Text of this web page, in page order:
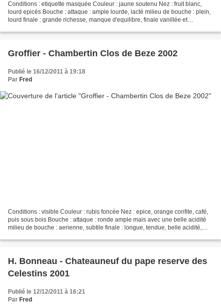
Conditions : etiquette masquée Couleur : jaune soutenu Nez : fruit blanc,
lourd epicés Bouche : attaque : ample lourde, lacté milieu de bouche : plein,
lourd finale : grande richesse, manque d'equilibre, finale vanillée et
Groffier - Chambertin Clos de Beze 2002
Publié le 16/12/2011 à 19:18
Par Fred
Conditions : visible Couleur : rubis foncée Nez : epice, orange confite, café,
puis sous bois Bouche : attaque : ronde ample mais avec une belle acidité
milieu de bouche : aerienne, subtile finale : longue, tendue, belle acidité,
H. Bonneau - Chateauneuf du pape reserve des
Celestins 2001
Publié le 12/12/2011 à 16:21
Par Fred